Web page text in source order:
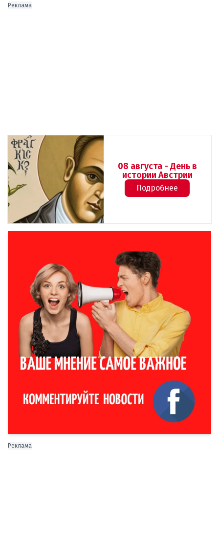
Реклама
08 августа - День в
истории Австрии
Подробнее
Реклама